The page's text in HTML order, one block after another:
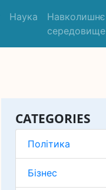
Наука
Навколишнє
середовище
CATEGORIES
Політика
Бізнес